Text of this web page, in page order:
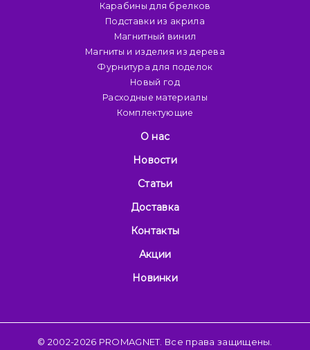
Карабины для брелков
Подставки из акрила
Магнитный винил
Магниты и изделия из дерева
Фурнитура для поделок
Новый год
Расходные материалы
Комплектующие
О нас
Новости
Статьи
Доставка
Контакты
Акции
Новинки
© 2002-2026 PROMAGNET. Все права защищены.